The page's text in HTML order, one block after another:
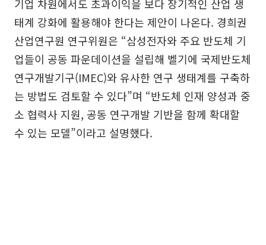
기업 차원에서도 초과이익을 보다 장기적인 산업 생
태계 강화에 활용해야 한다는 제안이 나온다. 경희권
산업연구원 연구위원은 “삼성전자와 주요 반도체 기
업들이 공동 파운데이션을 설립해 벨기에 국제반도체
연구개발기구(IMEC)와 유사한 연구 생태계를 구축하
는 방법도 검토할 수 있다”며 “반도체 인재 양성과 중
소 협력사 지원, 공동 연구개발 기반을 함께 확대할
수 있는 모델”이라고 설명했다.